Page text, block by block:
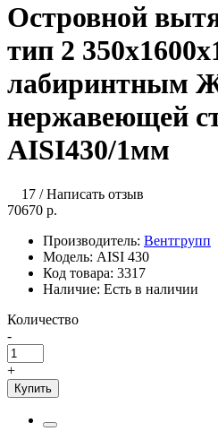
Островной
тип 2
лабиринтным
нержавеющей
AISI430/1мм
17 /Написать отзыв
70670 р.
Производитель: Вентгрупп
Модель: AISI 430
Код товара: 3317
Наличие: Есть в наличии
Количество
-
+
Купить